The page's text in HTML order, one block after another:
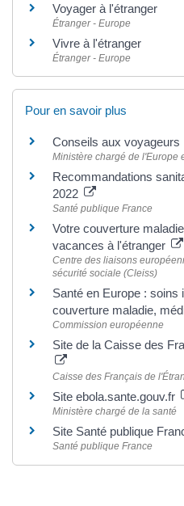
Voyager à l'étranger
Étranger - Europe
Vivre à l'étranger
Étranger - Europe
Pour en savoir plus
Conseils aux voyageurs
Ministère chargé de l'Europe
Recommandations
2022
Santé publique France
Votre couverture
vacances à l'étranger
Centre des liaisons
sécurité sociale (Cleiss)
Santé en Europe :
couverture maladie,
Commission européenne
Site de la Caisse des
Caisse des Français de
Site ebola.sante.gouv.fr
Ministère chargé de la santé
Site Santé publique
Santé publique France